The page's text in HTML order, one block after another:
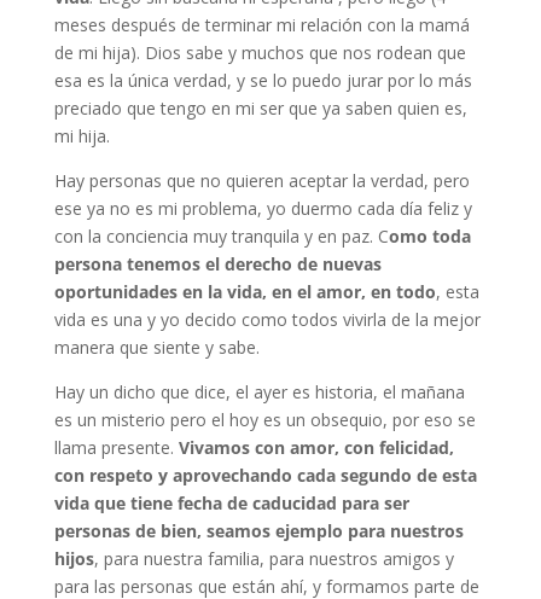
meses después de terminar mi relación con la mamá
de mi hija). Dios sabe y muchos que nos rodean que
esa es la única verdad, y se lo puedo jurar por lo más
preciado que tengo en mi ser que ya saben quien es,
mi hija.
Hay personas que no quieren aceptar la verdad, pero
ese ya no es mi problema, yo duermo cada día feliz y
con la conciencia muy tranquila y en paz. Como toda
persona tenemos el derecho de nuevas
oportunidades en la vida, en el amor, en todo, esta
vida es una y yo decido como todos vivirla de la mejor
manera que siente y sabe.
Hay un dicho que dice, el ayer es historia, el mañana
es un misterio pero el hoy es un obsequio, por eso se
llama presente. Vivamos con amor, con felicidad,
con respeto y aprovechando cada segundo de esta
vida que tiene fecha de caducidad para ser
personas de bien, seamos ejemplo para nuestros
hijos, para nuestra familia, para nuestros amigos y
para las personas que están ahí, y formamos parte de